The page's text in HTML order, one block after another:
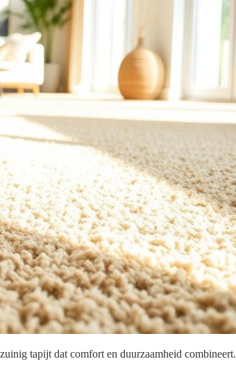
tapijt dat comfort en duurzaamheid combineert.